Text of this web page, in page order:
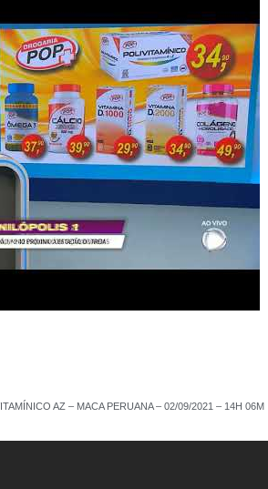
AZ – MACA PERUANA – 02/09/2021 – 14H 06M